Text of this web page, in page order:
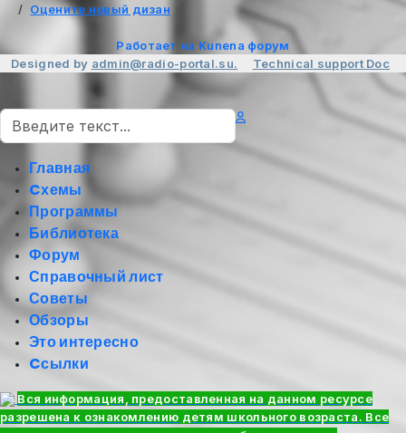
Оцените новый дизан
Работает на Kunena форум
Designed by admin@radio-portal.su. Technical support Doc
Поиск
Главная
Cхемы
Программы
Библиотека
Форум
Справочный лист
Советы
Обзоры
Это интересно
Cсылки
Вся информация, предоставленная на данном ресурсе
разрешена к ознакомлению детям школьного возраста. Все